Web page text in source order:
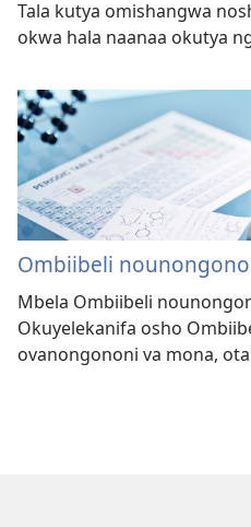
Tala kutya omishangwa
okwa hala naanaa okutya
Ombiibeli
Mbela Ombiibeli
Okuyelekanifa osho
ovanongononi va mona,